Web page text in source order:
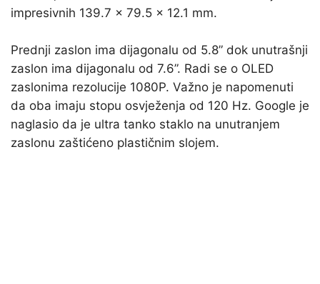
impresivnih 139.7 x 79.5 x 12.1 mm.
Prednji zaslon ima dijagonalu od 5.8” dok unutrašnji
zaslon ima dijagonalu od 7.6”. Radi se o OLED
zaslonima rezolucije 1080P. Važno je napomenuti
da oba imaju stopu osvježenja od 120 Hz. Google je
naglasio da je ultra tanko staklo na unutranjem
zaslonu zaštićeno plastičnim slojem.